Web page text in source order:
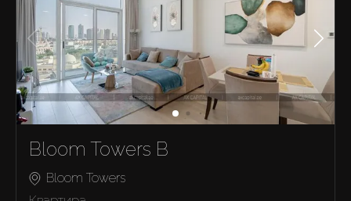
Bloom Towers B
Bloom Towers